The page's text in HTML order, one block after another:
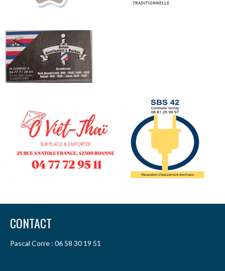
CONTACT
Pascal Corre : 06 58 30 19 51